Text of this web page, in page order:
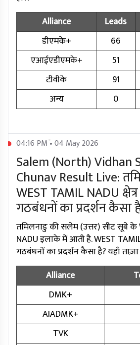
Alliance
Leads
डीएमके+
66
एआईएडीएमके+
51
टीवीके
91
अन्य
0
04:16 PM • 04 May 2026
Salem (North) Vidhan
Chunav Result Live:
WEST TAMIL NADU क्षेत्र
गठबंधनों का प्रदर्शन कैसा
तमिलनाडु की सलेम (उत्तर) सीट सूबे के
NADU इलाके में आती है. WEST TAMIL
गठबंधनों का प्रदर्शन कैसा है? यहाँ
Alliance
DMK+
AIADMK+
TVK